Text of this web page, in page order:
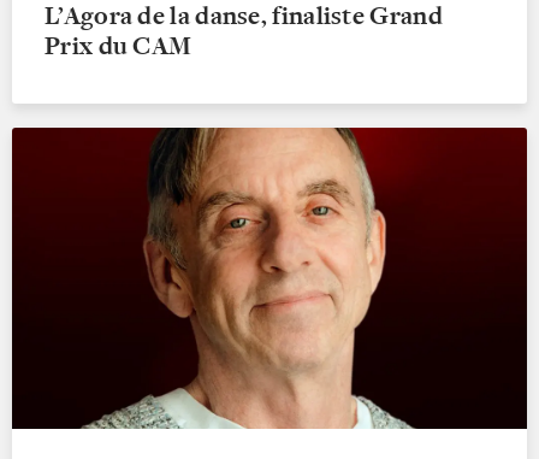
L’Agora de la danse, finaliste Grand
Prix du CAM